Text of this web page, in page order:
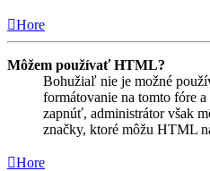
Hore
Môžem používať HTML?
Bohužiaľ nie je možné
formátovanie na tomto fóre
zapnúť, administrátor však
značky, ktoré môžu HTML
Hore